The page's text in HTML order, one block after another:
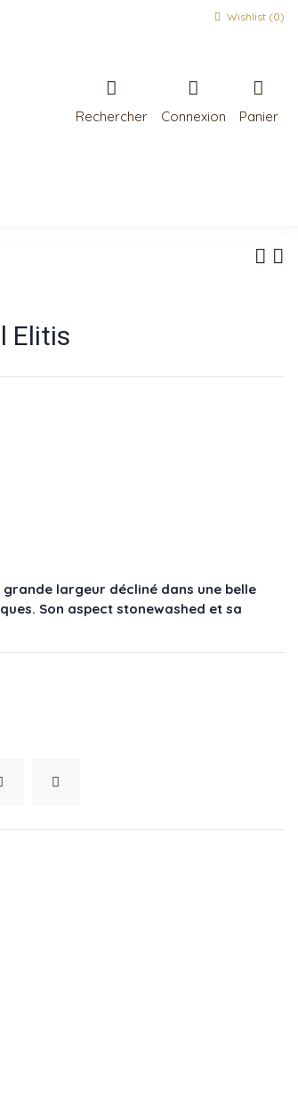
Wishlist (0)
Rechercher Connexion Panier
Elitis
largeur décliné dans une belle
Son aspect stonewashed et sa